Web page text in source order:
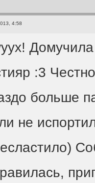
4:58
:3
больше
не